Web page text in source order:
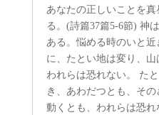
あなたの正しいことを
る。(詩篇37篇5-6節) 神
ある。悩める時のいと近
に、たとい地は変り、山
われらは恐れない。 た
き、あわだつとも、そ
動くとも、われらは恐れ